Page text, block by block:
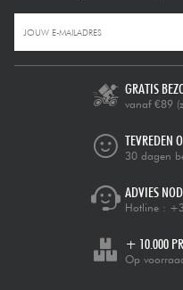
GRATIS
vanaf €89
TEVREDEN
30 dagen
ADVIES
Hotline :
+ 10.000
Op